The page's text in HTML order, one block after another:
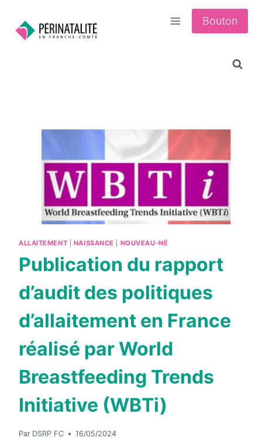
contenu
Bouton
ALLAITEMENT NAISSANCE NOUVEAU-NÉ
Publication du rapport
d’audit des politiques
d’allaitement en France
réalisé par World
Breastfeeding Trends
Initiative (WBTi)
Par DSRP FC 16/05/2024